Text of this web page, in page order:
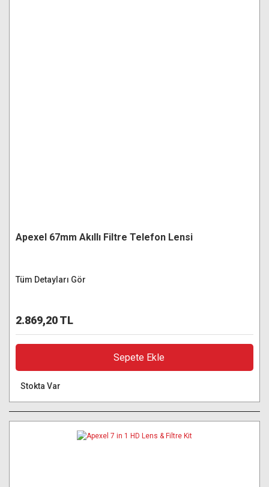
Apexel 67mm Akıllı Filtre Telefon Lensi
Tüm Detayları Gör
2.869,20 TL
Sepete Ekle
Stokta Var